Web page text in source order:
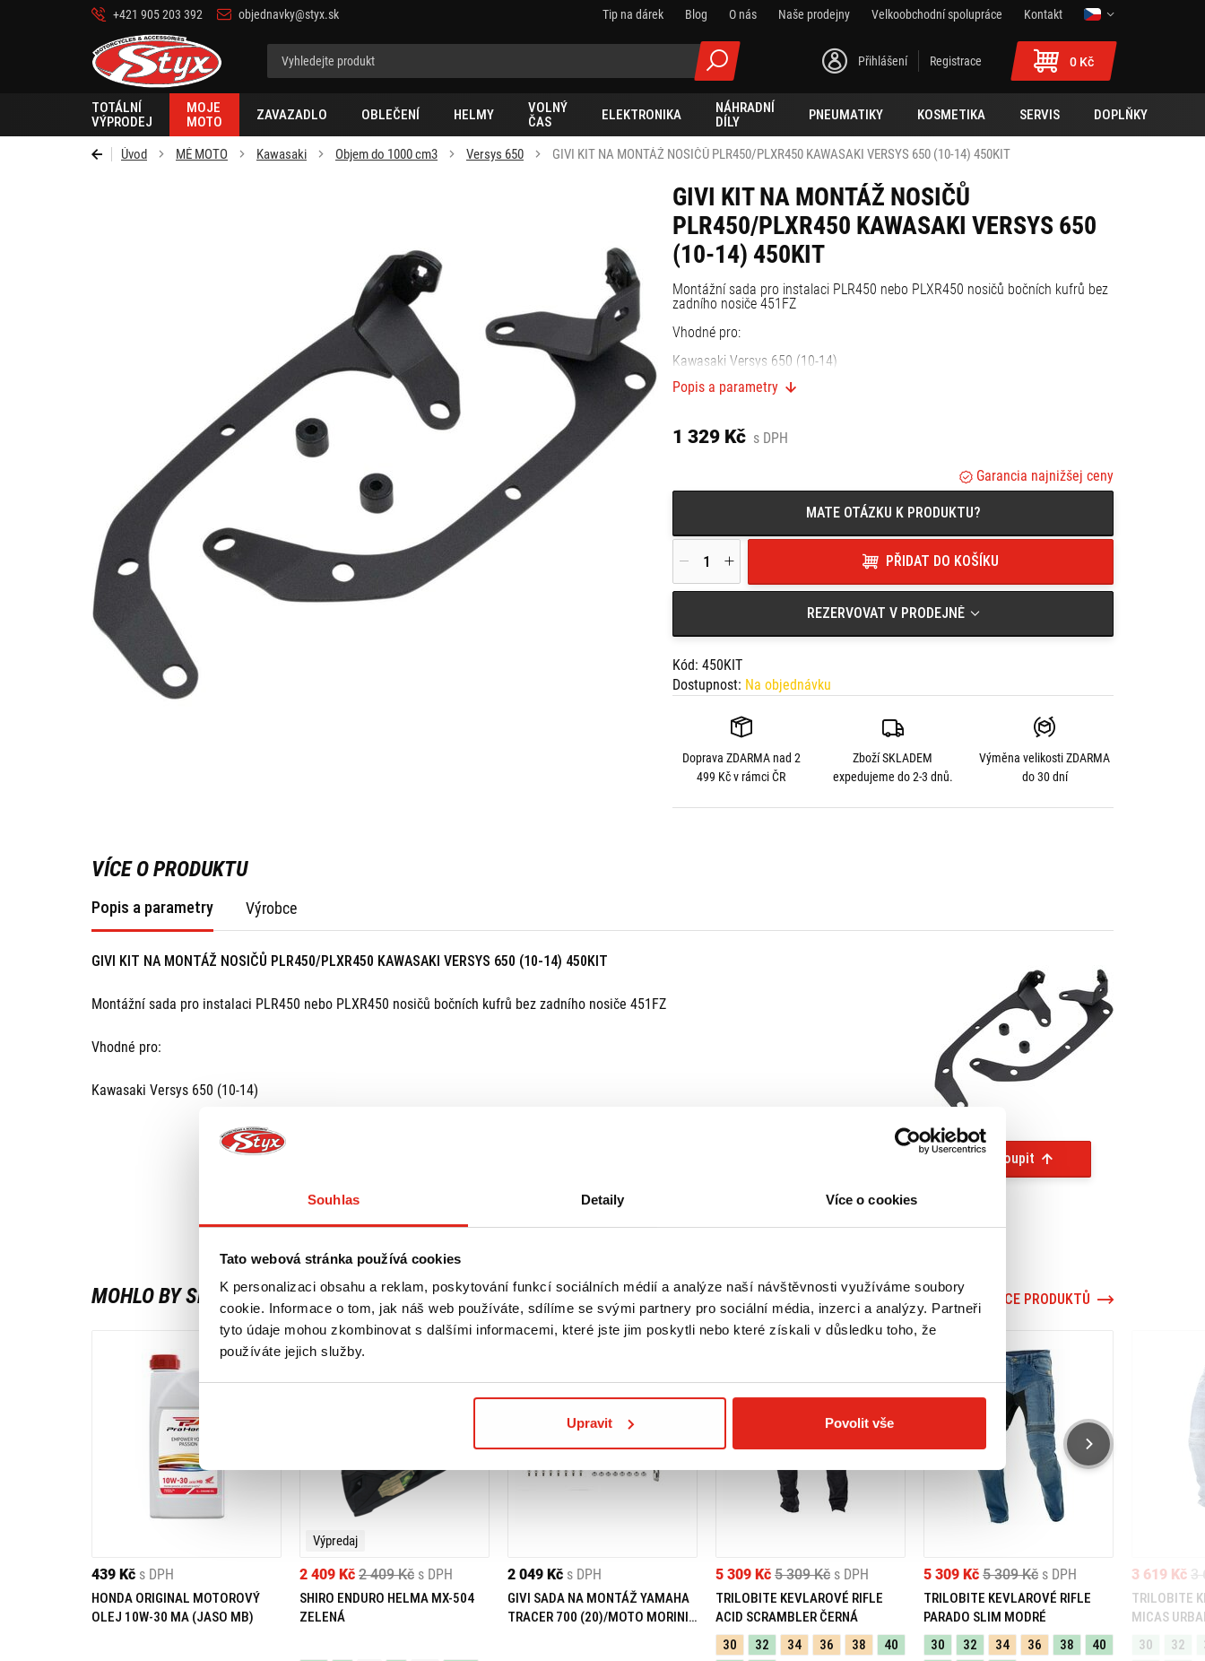
Souhlas Detaily Více o cookies
Tato webová stránka používá cookies
K personalizaci obsahu a reklam, poskytování funkcí sociálních médií a analýze naší návštěvnosti využíváme soubory
cookie. Informace o tom, jak náš web používáte, sdílíme se svými partnery pro sociální média, inzerci a analýzy. Partneři
tyto údaje mohou zkombinovat s dalšími informacemi, které jste jim poskytli nebo které získali v důsledku toho, že
používáte jejich služby.
Upravit Povolit vše
+421 905 203 392 objednavky@styx.sk Tip na dárek Blog O nás Naše prodejny Velkoobchodní spolupráce
Kontakt
Styx-
cz
Přihlášení Registrace 0 Kč
TOTÁLNÍ
VÝPRODEJ
MOJE
MOTO
ZAVAZADLO OBLEČENÍ HELMY
VOLNÝ
ČAS
ELEKTRONIKA
NÁHRADNÍ
DÍLY
PNEUMATIKY KOSMETIKA SERVIS DOPLŇKY
Úvod MÉ MOTO Kawasaki Objem do 1000 cm3 Versys 650 GIVI KIT NA MONTÁŽ NOSIČŮ PLR450/PLXR450 KAWASAKI VERSYS 650 (10-14) 450KIT
GIVI KIT NA MONTÁŽ NOSIČŮ
PLR450/PLXR450 KAWASAKI VERSYS 650
(10-14) 450KIT
Montážní sada pro instalaci PLR450 nebo PLXR450 nosičů bočních kufrů bez
zadního nosiče 451FZ
Vhodné pro:
Kawasaki Versys 650 (10-14)
Popis a parametry
1 329 Kč s DPH
Garancia najnižšej ceny
MATE OTÁZKU K PRODUKTU?
PŘIDAT DO KOŠÍKU
REZERVOVAT V PRODEJNĚ
Kód: 450KIT
Dostupnost: Na objednávku
Doprava ZDARMAnad 2
499 Kč v rámci ČR
Zboží SKLADEM
expedujeme do 2-3 dnů.
Výměna velikostiZDARMA
do 30 dní
VÍCE O PRODUKTU
Popis a parametry Výrobce
GIVI KIT NA MONTÁŽ NOSIČŮ PLR450/PLXR450 KAWASAKI VERSYS 650 (10-14) 450KIT
Montážní sada pro instalaci PLR450 nebo PLXR450 nosičů bočních kufrů bez zadního nosiče 451FZ
Vhodné pro:
Kawasaki Versys 650 (10-14)
Koupit
MOHLO BY SE VÁM LÍBIT VÍCE PRODUKTŮ
439 Kč s DPH
HONDA ORIGINAL MOTOROVÝ
OLEJ 10W-30 MA (JASO MB)
Výpredaj
2 409 Kč
2 409 Kč s DPH
SHIRO ENDURO HELMA MX-504
ZELENÁ
2 049 Kč s DPH
GIVI SADA NA MONTÁŽ YAMAHA
TRACER 700 (20)/MOTO MORINI
5 309 Kč
5 309 Kč s DPH
TRILOBITE KEVLAROVÉ RIFLE
ACID SCRAMBLER ČERNÁ
30
32 34 36 38
40
5 309 Kč
5 309 Kč s DPH
TRILOBITE KEVLAROVÉ RIFLE
PARADO SLIM MODRÉ
30
32 34 36 38
40
3
3 619 Kč
TRILOBITE
MICAS
30
32